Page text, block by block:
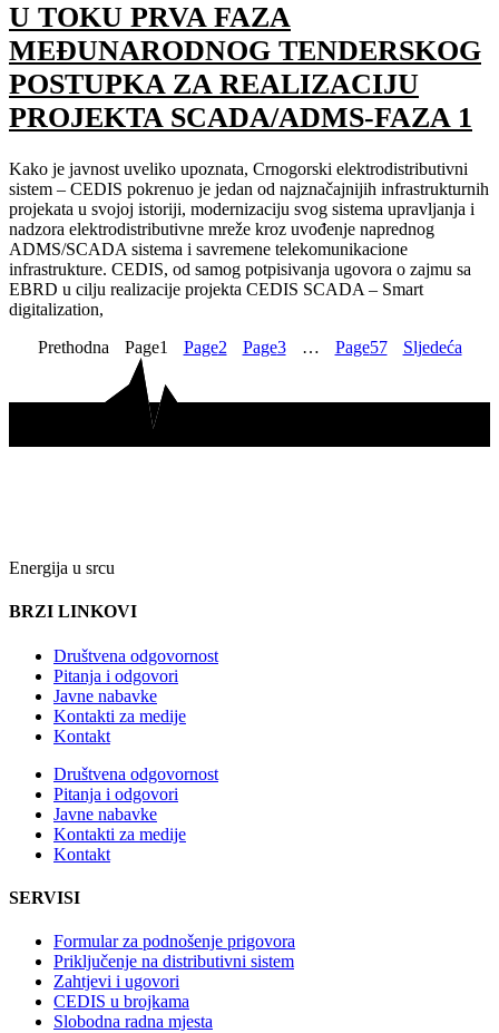
U TOKU PRVA FAZA
MEĐUNARODNOG TENDERSKOG
POSTUPKA ZA REALIZACIJU
PROJEKTA SCADA/ADMS-FAZA 1
Kako je javnost uveliko upoznata, Crnogorski elektrodistributivni
sistem – CEDIS pokrenuo je jedan od najznačajnijih infrastrukturnih
projekata u svojoj istoriji, modernizaciju svog sistema upravljanja i
nadzora elektrodistributivne mreže kroz uvođenje naprednog
ADMS/SCADA sistema i savremene telekomunikacione
infrastrukture. CEDIS, od samog potpisivanja ugovora o zajmu sa
EBRD u cilju realizacije projekta CEDIS SCADA – Smart
digitalization,
Prethodna
Page1 Page2 Page3 … Page57 Sljedeća
Energija u srcu
BRZI LINKOVI
Društvena odgovornost
Pitanja i odgovori
Javne nabavke
Kontakti za medije
Kontakt
Društvena odgovornost
Pitanja i odgovori
Javne nabavke
Kontakti za medije
Kontakt
SERVISI
Formular za podnošenje prigovora
Priključenje na distributivni sistem
Zahtjevi i ugovori
CEDIS u brojkama
Slobodna radna mjesta